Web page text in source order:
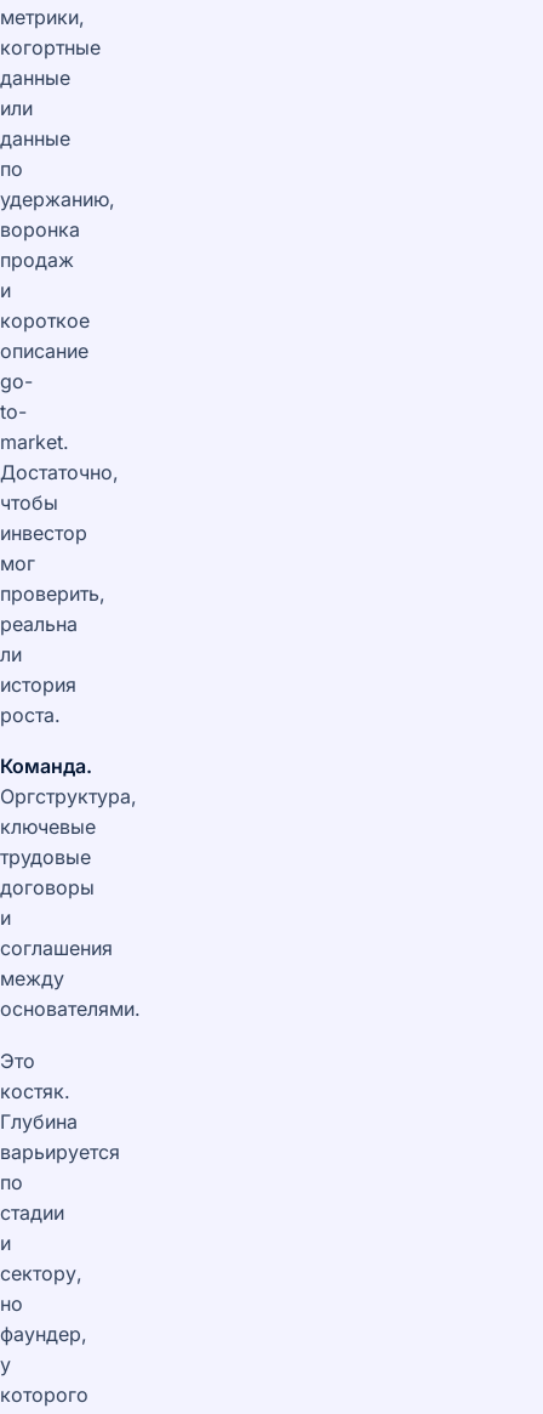
метрики,
когортные
данные
или
данные
по
удержанию,
воронка
продаж
и
короткое
описание
go-
to-
market.
Достаточно,
чтобы
инвестор
мог
проверить,
реальна
ли
история
роста.
Команда.
Оргструктура,
ключевые
трудовые
договоры
и
соглашения
между
основателями.
Это
костяк.
Глубина
варьируется
по
стадии
и
сектору,
но
фаундер,
у
которого